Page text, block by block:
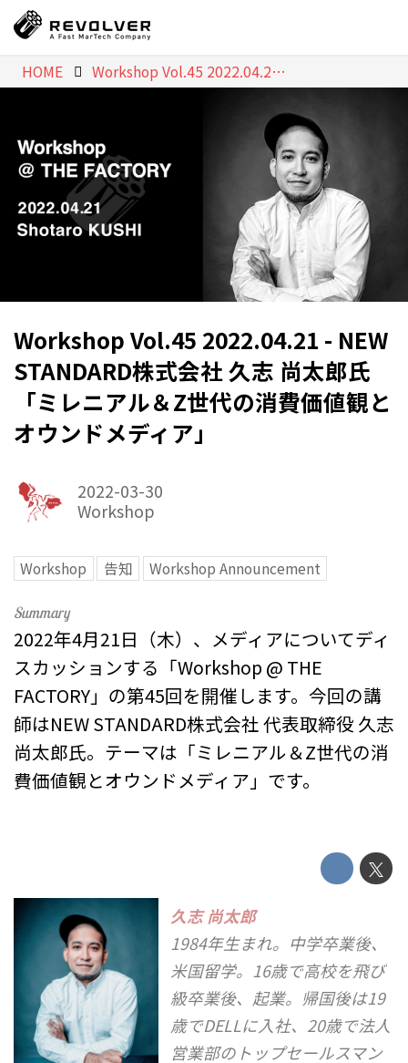
HOME Workshop Vol.45 2022.04.21 - NEW STANDARD株式会社 久志 尚太郎氏「ミレニアル＆Z世代の消費価値観とオウンドメディア」
Workshop Vol.45 2022.04.21 - NEW
STANDARD株式会社 久志 尚太郎氏
「ミレニアル＆Z世代の消費価値観と
オウンドメディア」
2022-03-30
Workshop
Workshop 告知 Workshop Announcement
2022年4月21日（木）、メディアについてディ
スカッションする「Workshop @ THE
FACTORY」の第45回を開催します。今回の講
師はNEW STANDARD株式会社 代表取締役 久志
尚太郎氏。テーマは「ミレニアル＆Z世代の消
費価値観とオウンドメディア」です。
久志 尚太郎
1984年生まれ。中学卒業後、
米国留学。16歳で高校を飛び
級卒業後、起業。帰国後は19
歳でDELLに入社、20歳で法人
営業部のトップセールスマン